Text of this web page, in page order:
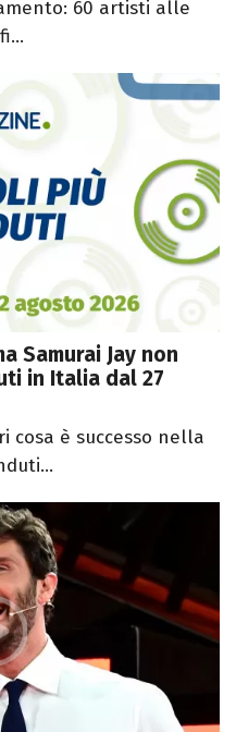
60 artisti alle
Samurai Jay non
in Italia dal 27
cosa è successo nella